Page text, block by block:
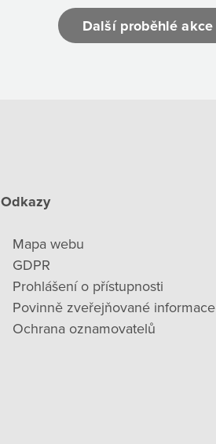
Další proběhlé akce
Odkazy
Mapa webu
GDPR
Prohlášení o přístupnosti
Povinně zveřejňované informace
Ochrana oznamovatelů